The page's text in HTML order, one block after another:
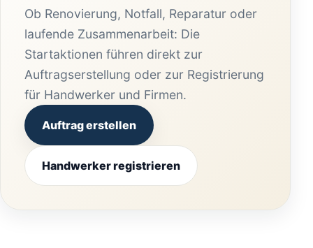
Ob Renovierung, Notfall, Reparatur oder
laufende Zusammenarbeit: Die
Startaktionen führen direkt zur
Auftragserstellung oder zur Registrierung
für Handwerker und Firmen.
Auftrag erstellen
Handwerker registrieren